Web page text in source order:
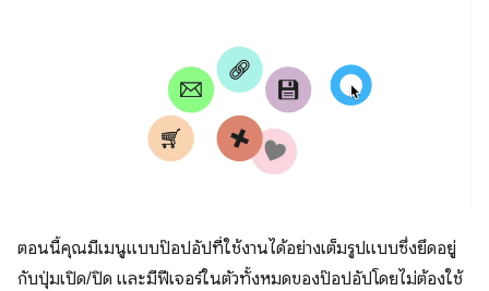
ตอนนี้คุณมีเมนูแบบป๊อปอัปที่ใช้งานได้อย่างเต็มรูปแบบซึ่งยึดอยู่
กับปุ่มเปิด/ปิด และมีฟีเจอร์ในตัวทั้งหมดของป๊อปอัปโดยไม่ต้องใช้